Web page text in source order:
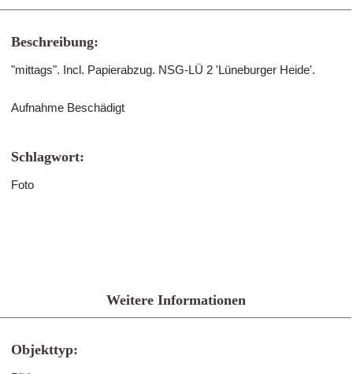
Beschreibung:
"mittags". Incl. Papierabzug. NSG-LÜ 2 'Lüneburger Heide'.
Aufnahme Beschädigt
Schlagwort:
Foto
Weitere Informationen
Objekttyp: